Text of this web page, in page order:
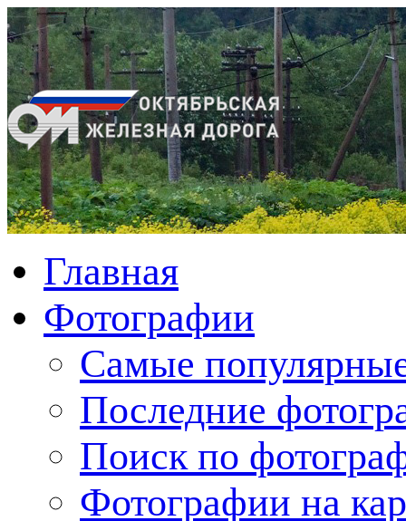
Главная
Фотографии
Cамые
Последние
Поиск по
Фотографии на